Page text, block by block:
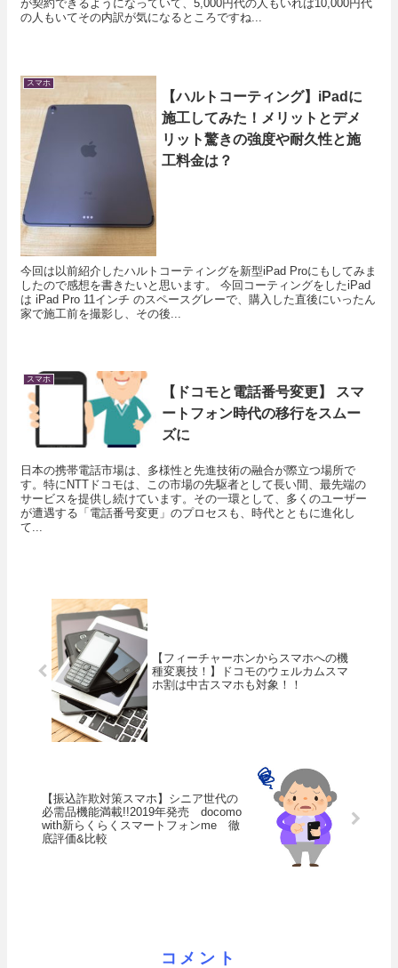
が契約できるようになっていて、5,000円代の人もいれば10,000円代
の人もいてその内訳が気になるところですね...
スマホ
【ハルトコーティング】iPadに
施工してみた！メリットとデメ
リット驚きの強度や耐久性と施
工料金は？
今回は以前紹介したハルトコーティングを新型iPad Proにもしてみま
したので感想を書きたいと思います。 今回コーティングをしたiPad
は iPad Pro 11インチ のスペースグレーで、購入した直後にいったん
家で施工前を撮影し、その後...
スマホ
【ドコモと電話番号変更】 スマ
ートフォン時代の移行をスムー
ズに
日本の携帯電話市場は、多様性と先進技術の融合が際立つ場所で
す。特にNTTドコモは、この市場の先駆者として長い間、最先端の
サービスを提供し続けています。その一環として、多くのユーザー
が遭遇する「電話番号変更」のプロセスも、時代とともに進化し
て...
【フィーチャーホンからスマホへの機
種変裏技！】ドコモのウェルカムスマ
ホ割は中古スマホも対象！！
【振込詐欺対策スマホ】シニア世代の
必需品機能満載!!2019年発売 docomo
with新らくらくスマートフォンme 徹
底評価&比較
コメント